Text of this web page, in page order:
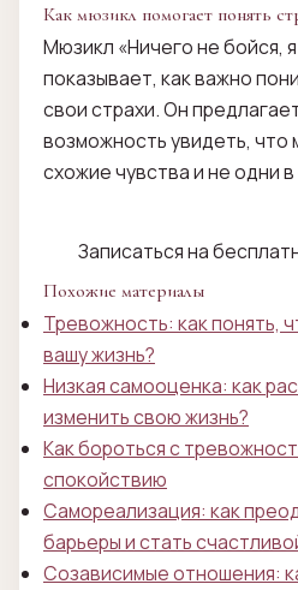
Как мюзикл помогает понять
Мюзикл «Ничего не бойся,
показывает, как важно
свои страхи. Он
возможность увидеть,
схожие чувства и не одни
Записаться на
Похожие материалы
Тревожность: как понять,
вашу жизнь?
Низкая самооценка: как
изменить свою жизнь?
Как бороться с
спокойствию
Самореализация: как
барьеры и стать
Созависимые отношения: